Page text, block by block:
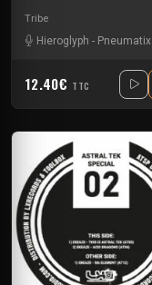
Tribe
Hieroglyph - Pneumatix
12.40€ TTC